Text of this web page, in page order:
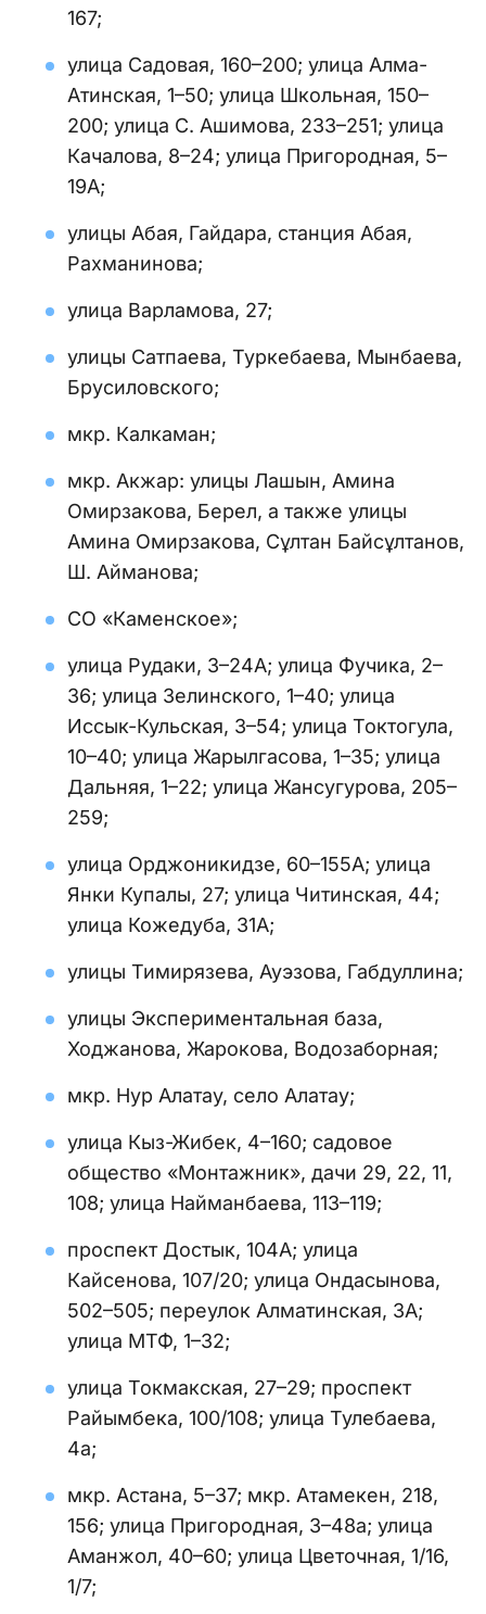
167;
улица Садовая, 160–200; улица Алма-
Атинская, 1–50; улица Школьная, 150–
200; улица С. Ашимова, 233–251; улица
Качалова, 8–24; улица Пригородная, 5–
19А;
улицы Абая, Гайдара, станция Абая,
Рахманинова;
улица Варламова, 27;
улицы Сатпаева, Туркебаева, Мынбаева,
Брусиловского;
мкр. Калкаман;
мкр. Акжар: улицы Лашын, Амина
Омирзакова, Берел, а также улицы
Амина Омирзакова, Сұлтан Байсұлтанов,
Ш. Айманова;
СО «Каменское»;
улица Рудаки, 3–24А; улица Фучика, 2–
36; улица Зелинского, 1–40; улица
Иссык-Кульская, 3–54; улица Токтогула,
10–40; улица Жарылгасова, 1–35; улица
Дальняя, 1–22; улица Жансугурова, 205–
259;
улица Орджоникидзе, 60–155А; улица
Янки Купалы, 27; улица Читинская, 44;
улица Кожедуба, 31А;
улицы Тимирязева, Ауэзова, Габдуллина;
улицы Экспериментальная база,
Ходжанова, Жарокова, Водозаборная;
мкр. Нур Алатау, село Алатау;
улица Кыз-Жибек, 4–160; садовое
общество «Монтажник», дачи 29, 22, 11,
108; улица Найманбаева, 113–119;
проспект Достык, 104А; улица
Кайсенова, 107/20; улица Ондасынова,
502–505; переулок Алматинская, 3А;
улица МТФ, 1–32;
улица Токмакская, 27–29; проспект
Райымбека, 100/108; улица Тулебаева,
4а;
мкр. Астана, 5–37; мкр. Атамекен, 218,
156; улица Пригородная, 3–48а; улица
Аманжол, 40–60; улица Цветочная, 1/16,
1/7;